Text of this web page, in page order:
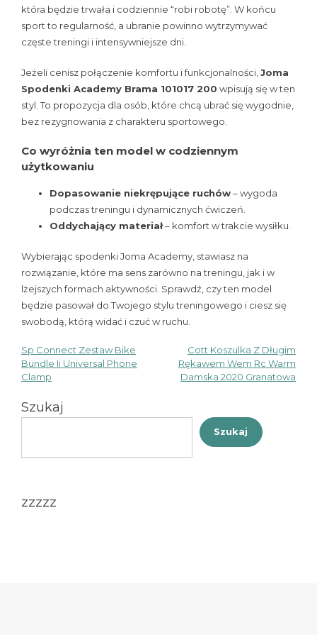
która będzie trwała i codziennie “robi robotę”. W końcu
sport to regularność, a ubranie powinno wytrzymywać
częste treningi i intensywniejsze dni.
Jeżeli cenisz połączenie komfortu i funkcjonalności, Joma
Spodenki Academy Brama 101017 200 wpisują się w ten
styl. To propozycja dla osób, które chcą ubrać się wygodnie,
bez rezygnowania z charakteru sportowego.
Co wyróżnia ten model w codziennym
użytkowaniu
Dopasowanie niekrępujące ruchów– wygoda
podczas treningu i dynamicznych ćwiczeń.
Oddychający materiał– komfort w trakcie wysiłku.
Wybierając spodenki Joma Academy, stawiasz na
rozwiązanie, które ma sens zarówno na treningu, jak i w
lżejszych formach aktywności. Sprawdź, czy ten model
będzie pasował do Twojego stylu treningowego i ciesz się
swobodą, którą widać i czuć w ruchu.
Nawigacja
Sp Connect Zestaw Bike
Bundle Ii Universal Phone
Clamp
Cott Koszulka Z Długim
Rękawem Wem Rc Warm
Damska 2020 Granatowa
Szukaj
Szukaj
zzzzz